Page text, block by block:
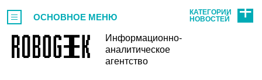
Информационно-
аналитическое
агентство
ОСНОВНОЕ МЕНЮ
КАТЕГОРИИ
НОВОСТЕЙ